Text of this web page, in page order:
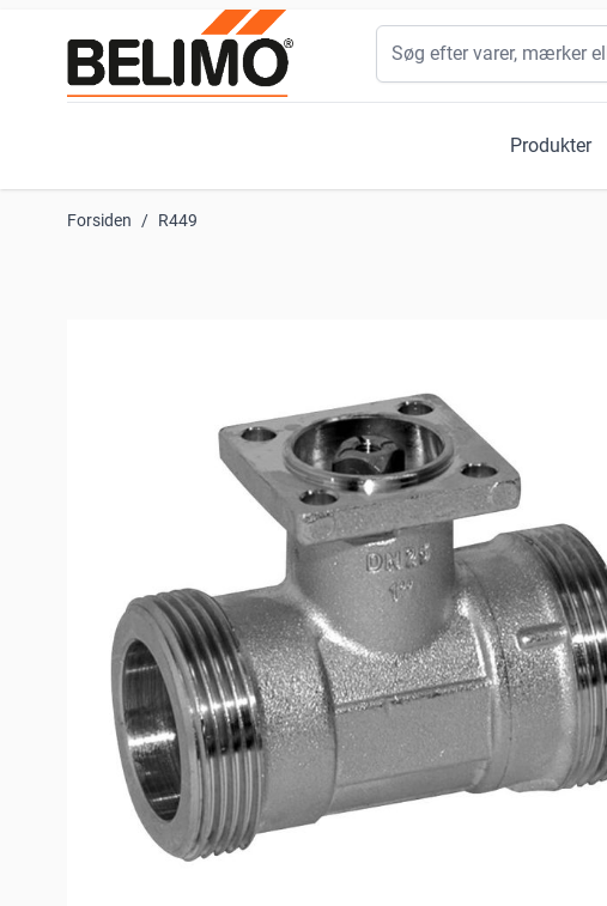
Produkter
Søg
Forsiden / R449